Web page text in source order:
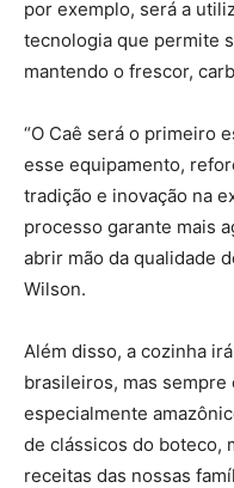
por exemplo, será a
tecnologia que permite
mantendo o frescor,
“O Caê será o primeiro
esse equipamento,
tradição e inovação na
processo garante mais
abrir mão da qualidade
Wilson.
Além disso, a cozinha
brasileiros, mas
especialmente
de clássicos do boteco,
receitas das nossas